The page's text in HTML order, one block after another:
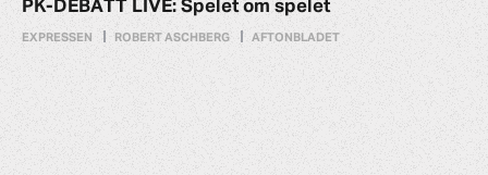
PK-DEBATT LIVE: Spelet om spelet
EXPRESSEN ROBERT ASCHBERG AFTONBLADET